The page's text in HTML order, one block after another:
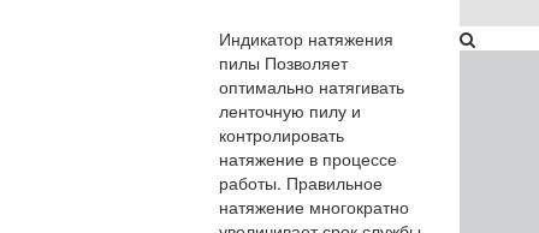
Индикатор натяжения
пилы​ Позволяет
оптимально натягивать
ленточную пилу и
контролировать
натяжение в процессе
работы. Правильное
натяжение многократно